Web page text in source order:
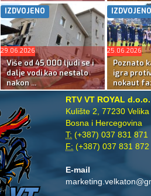
IZDVOJENO
29.06.2026
Više od 45.000 ljudi se i
dalje vodi kao nestalo
nakon ...
IZDVOJENO
25.06.2026
Poznato
igra
nokaut
RTV VT ROYAL d.o.o.
Kulište 2, 77230
Bosna i Hercegovina
T: (+387) 037 831 871
F: (+387) 037 831 872
E-mail